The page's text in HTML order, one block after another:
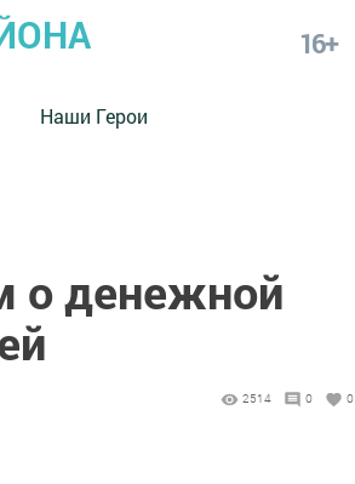
16+
Наши Герои
о денежной
2514 0 0